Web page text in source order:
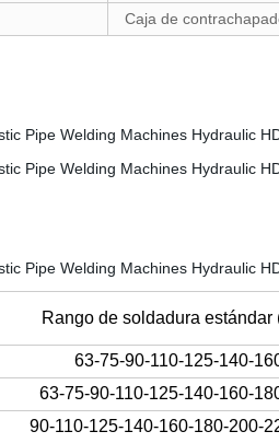
Caja de
Rango de soldadura estándar
63-75-90-110-125-140-
63-75-90-110-125-140-160-
90-110-125-140-160-180-200-